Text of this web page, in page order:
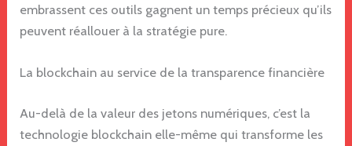
embrassent ces outils gagnent un temps précieux qu’ils
peuvent réallouer à la stratégie pure.
La blockchain au service de la transparence financière
Au-delà de la valeur des jetons numériques, c’est la
technologie blockchain elle-même qui transforme les